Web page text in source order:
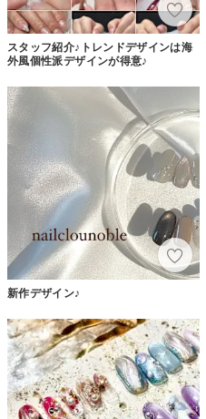
スタッフ紹介♪トレンドデザインは海
外風個性派デザインが得意♪
新作デザイン♪